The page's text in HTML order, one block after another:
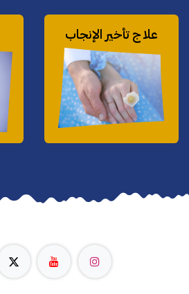
علاج تأخير الإنجاب